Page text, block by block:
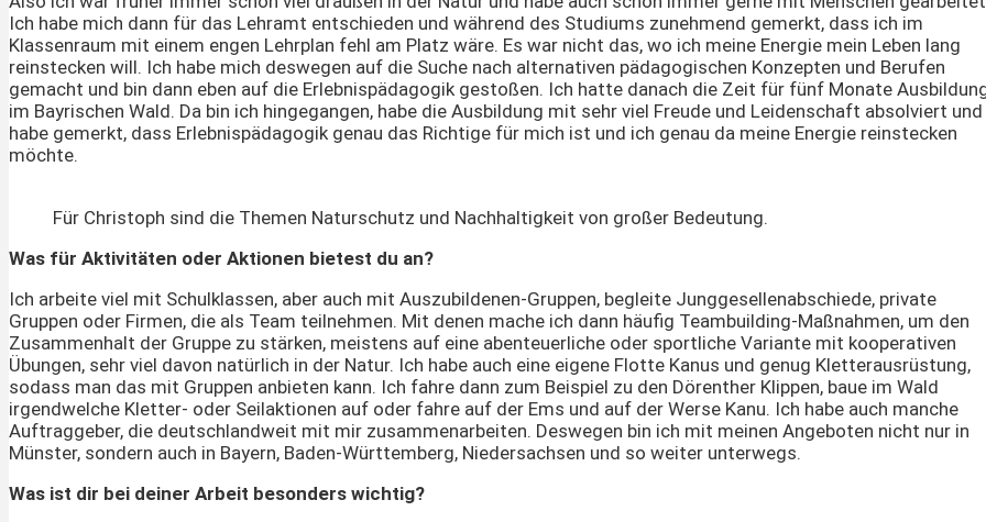
Ich habe mich dann für das Lehramt entschieden und während des Studiums zunehmend gemerkt, dass ich im
Klassenraum mit einem engen Lehrplan fehl am Platz wäre. Es war nicht das, wo ich meine Energie mein Leben lang
reinstecken will. Ich habe mich deswegen auf die Suche nach alternativen pädagogischen Konzepten und Berufen
gemacht und bin dann eben auf die Erlebnispädagogik gestoßen. Ich hatte danach die Zeit für fünf Monate
im Bayrischen Wald. Da bin ich hingegangen, habe die Ausbildung mit sehr viel Freude und Leidenschaft absolviert und
habe gemerkt, dass Erlebnispädagogik genau das Richtige für mich ist und ich genau da meine Energie reinstecken
möchte.
Für Christoph sind die Themen Naturschutz und Nachhaltigkeit von großer Bedeutung.
Was für Aktivitäten oder Aktionen bietest du an?
Ich arbeite viel mit Schulklassen, aber auch mit Auszubildenen-Gruppen, begleite Junggesellenabschiede, private
Gruppen oder Firmen, die als Team teilnehmen. Mit denen mache ich dann häufig Teambuilding-Maßnahmen, um den
Zusammenhalt der Gruppe zu stärken, meistens auf eine abenteuerliche oder sportliche Variante mit kooperativen
Übungen, sehr viel davon natürlich in der Natur. Ich habe auch eine eigene Flotte Kanus und genug Kletterausrüstung,
sodass man das mit Gruppen anbieten kann. Ich fahre dann zum Beispiel zu den Dörenther Klippen, baue im Wald
irgendwelche Kletter- oder Seilaktionen auf oder fahre auf der Ems und auf der Werse Kanu. Ich habe auch manche
Auftraggeber, die deutschlandweit mit mir zusammenarbeiten. Deswegen bin ich mit meinen Angeboten nicht nur in
Münster, sondern auch in Bayern, Baden-Württemberg, Niedersachsen und so weiter unterwegs.
Was ist dir bei deiner Arbeit besonders wichtig?